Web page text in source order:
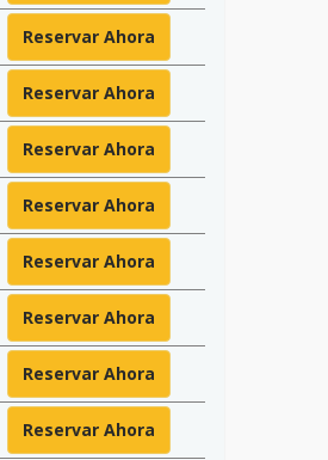
Reservar Ahora
Reservar Ahora
Reservar Ahora
Reservar Ahora
Reservar Ahora
Reservar Ahora
Reservar Ahora
Reservar Ahora